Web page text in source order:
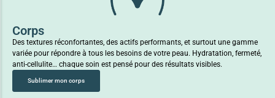
Corps
Des textures réconfortantes, des actifs performants, et surtout une gamme
variée pour répondre à tous les besoins de votre peau. Hydratation, fermeté,
anti-cellulite… chaque soin est pensé pour des résultats visibles.
Sublimer mon corps